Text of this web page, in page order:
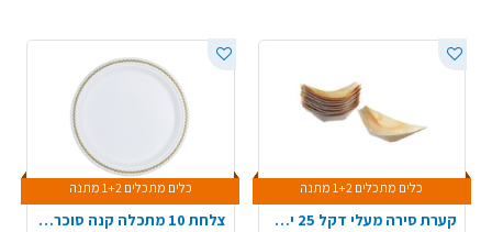
כלים מתכלים 1+2 מתנה
קערת סירה מעלי דקל 25 יח' 125 מ"מ - קטן
כלים מתכלים 1+2 מתנה
צלחת 10 מתכלה קנה סוכר מודפס 20 יח' - זהב